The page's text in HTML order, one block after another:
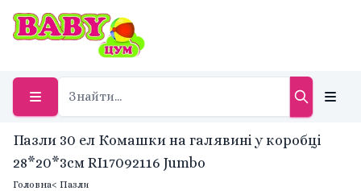
Пазли 30 ел Комашки на галявині у коробці
28*20*3см RI17092116 Jumbo
Головна< Пазли